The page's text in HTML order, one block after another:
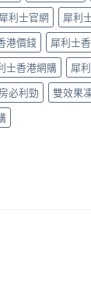
犀利士官網 犀利
港價錢
犀利士
士香港網購 犀
必利勁 雙效果